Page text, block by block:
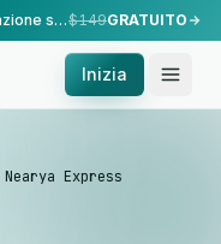
Configurazione gestita da noi — configurazione standard, eseguita dal nostro team.$149GRATUITO
Inizia
Express